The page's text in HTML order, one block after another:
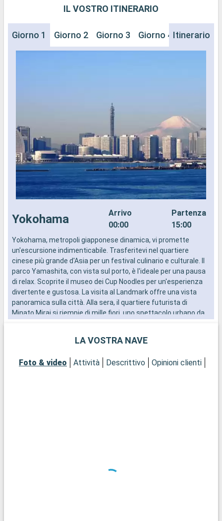
IL VOSTRO ITINERARIO
Giorno 1 Giorno 2 Giorno 3 Giorno 4 Giorno 5
Itinerario
Yokohama
Arrivo
00:00
Partenza
15:00
Yokohama, metropoli giapponese dinamica, vi promette
un'escursione indimenticabile. Trasferitevi nel quartiere
cinese più grande d'Asia per un festival culinario e culturale. Il
parco Yamashita, con vista sul porto, è l'ideale per una pausa
di relax. Scoprite il museo dei Cup Noodles per un'esperienza
divertente e gustosa. La visita al Landmark offre una vista
panoramica sulla città. Alla sera, il quartiere futurista di
Minato Mirai si riempie di mille fiori, uno spettacolo urbano da
LA VOSTRA NAVE
Foto & video Attività Descrittivo Opinioni clienti